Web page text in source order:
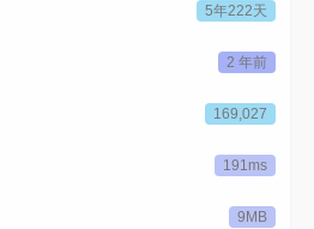
5年222天
2 年前
169,027
191ms
9MB